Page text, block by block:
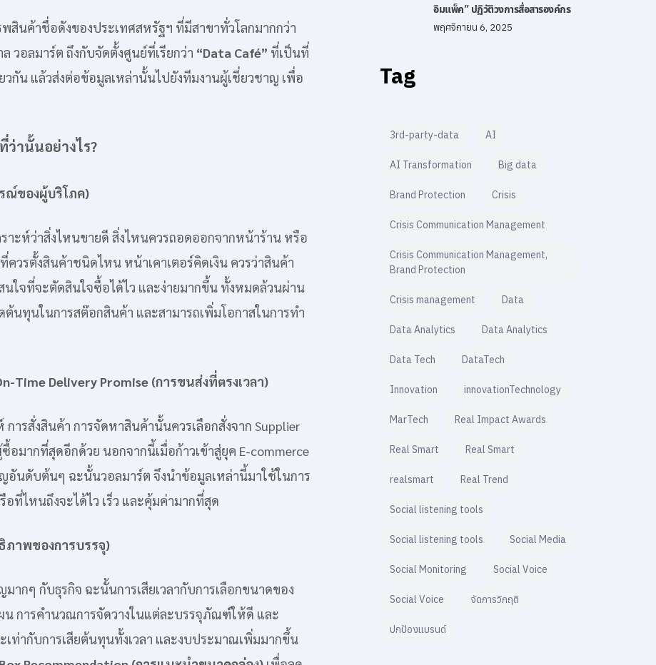
พสินค้าชื่อดังของประเทศสหรัฐฯ ที่มีสาขาทั่วโลกมากกว่า
วอลมาร์ต ถึงกับจัดตั้งศูนย์ที่เรียกว่า “Data Café” ที่เป็นที่
วกัน แล้วส่งต่อข้อมูลเหล่านั้นไปยังทีมงานผู้เชี่ยวชาญ เพื่อ
ว่านั้นอย่างไร?
ณ์ของผู้บริโภค)
ราะห์ว่าสิ่งไหนขายดี สิ่งไหนควรถอดออกจากหน้าร้าน หรือ
ควรตั้งสินค้าชนิดไหน หน้าเคาเตอร์คิดเงิน ควรว่าสินค้า
ใจที่จะตัดสินใจซื้อได้ไว และง่ายมากขึ้น ทั้งหมดล้วนผ่าน
นทุนในการสต๊อกสินค้า และสามารถเพิ่มโอกาสในการทำ
Time Delivery Promise (การขนส่งที่ตรงเวลา)
การสั่งสินค้า การจัดหาสินค้านั้นควรเลือกสั่งจาก Supplier
มากที่สุดอีกด้วย นอกจากนี้เมื่อก้าวเข้าสู่ยุค E-commerce
อันดับต้นๆ ฉะนั้นวอลมาร์ต จึงนำข้อมูลเหล่านี้มาใช้ในการ
อที่ไหนถึงจะได้ไว เร็ว และคุ้มค่ามากที่สุด
ภาพของการบรรจุ)
มากๆ กับธุรกิจ ฉะนั้นการเสียเวลากับการเลือกขนาดของ
การคำนวณการจัดวางในแต่ละบรรจุภัณฑ์ให้ดี และ
ท่ากับการเสียต้นทุนทั้งเวลา และงบประมาณเพิ่มมากขึ้น
อิมแพ็ค” ปฏิวัติวงการสื่อสารองค์กร
พฤศจิกายน 6, 2025
Tag
3rd-party-data AI
AI Transformation Big data
Brand Protection Crisis
Crisis Communication Management
Crisis Communication Management,
Brand Protection
Crisis management Data
Data Analytics Data Analytics
Data Tech DataTech
Innovation innovationTechnology
MarTech Real Impact Awards
Real Smart Real Smart
realsmart Real Trend
Social listening tools
Social listening tools Social Media
Social Monitoring Social Voice
Social Voice จัดการวิกฤติ
ปกป้องแบรนด์